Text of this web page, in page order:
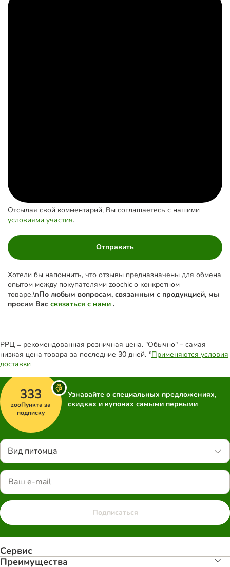
Отсылая свой комментарий, Вы соглашаетесь с нашими
условиями участия.
Отправить
Хотели бы напомнить, что отзывы предназначены для обмена
опытом между покупателями zoochic о конкретном
товаре.\nПо любым вопросам, связанным с продукцией, мы
просим Вас связаться с нами .
РРЦ = рекомендованная розничная цена. "Обычно" – самая
низкая цена товара за последние 30 дней. *Применяются условия
доставки
333
zooПункта за
подписку
Узнавайте о специальных предложениях,
скидках и купонах самыми первыми
Вид питомца
Подписаться
Сервис
Преимуществa